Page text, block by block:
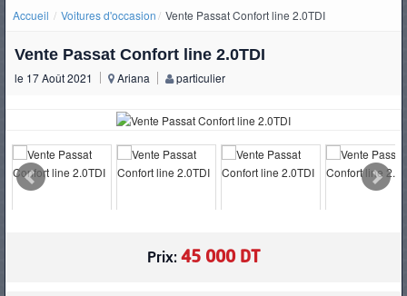
Accueil Voitures d'occasion Vente Passat Confort line 2.0TDI
Vente Passat Confort line 2.0TDI
le 17 Août 2021 Ariana particulier
Prix: 45 000 DT
D'OCCASION